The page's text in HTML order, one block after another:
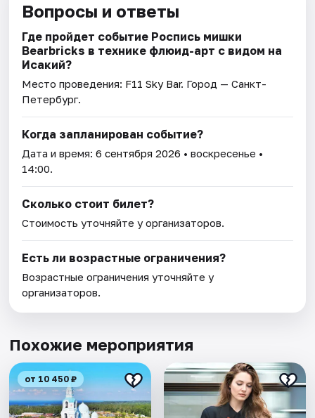
Вопросы и ответы
Где пройдет событие Роспись мишки
Bearbricks в технике флюид-арт с видом на
Исакий?
Место проведения: F11 Sky Bar. Город — Санкт-
Петербург.
Когда запланирован событие?
Дата и время:6 сентября 2026 • воскресенье •
14:00.
Сколько стоит билет?
Стоимость уточняйте у организаторов.
Есть ли возрастные ограничения?
Возрастные ограничения уточняйте у
организаторов.
Похожие мероприятия
от 10 450 ₽